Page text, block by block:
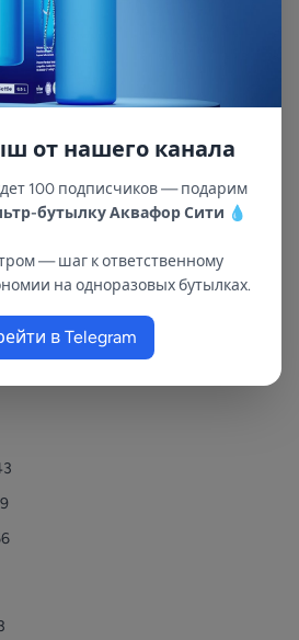
характеристики
G1 Джилекс 9817
Соединение 2 1 1/2 дюйм
Татарстан и Марий Эл
с 2002 года.
от нашего канала
100 подписчиков — подарим
бутылку Аквафор Сити 💧
— шаг к ответственному
на одноразовых бутылках.
в Telegram